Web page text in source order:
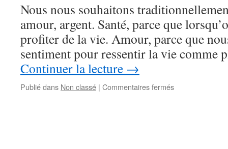
Carrefour
Nous nous souhaitons
amour, argent. Santé, parce que
profiter de la vie. Amour, parce que
sentiment pour ressentir la vie comme
Continuer la lecture →
Publié dans Non classé | Commentaires fermés